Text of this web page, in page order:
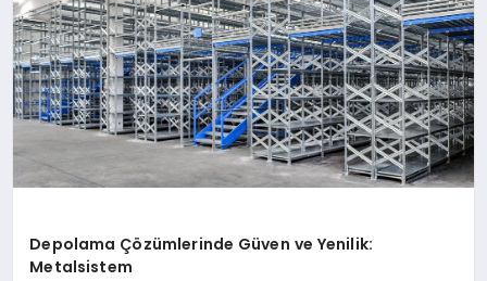
Depolama Çözümlerinde Güven ve Yenilik:
Metalsistem